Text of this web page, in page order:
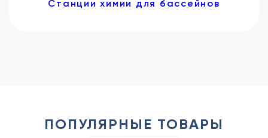
Станции химии для бассейнов
ПОПУЛЯРНЫЕ ТОВАРЫ